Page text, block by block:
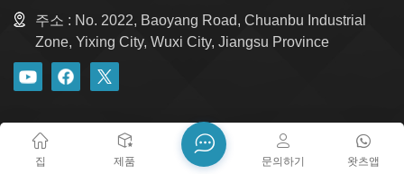
주소 : No. 2022, Baoyang Road, Chuanbu Industrial
Zone, Yixing City, Wuxi City, Jiangsu Province
Xml 개인정보 보호정책
사이트맵
저작권 @ 2026 Yixing Shenxing Technology Co., Ltd. 모든 권리
집 제품 왓츠앱
문의하기